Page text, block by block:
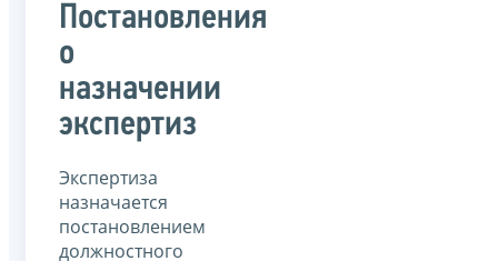
Постановления
о
назначении
экспертиз
Экспертиза
назначается
постановлением
должностного